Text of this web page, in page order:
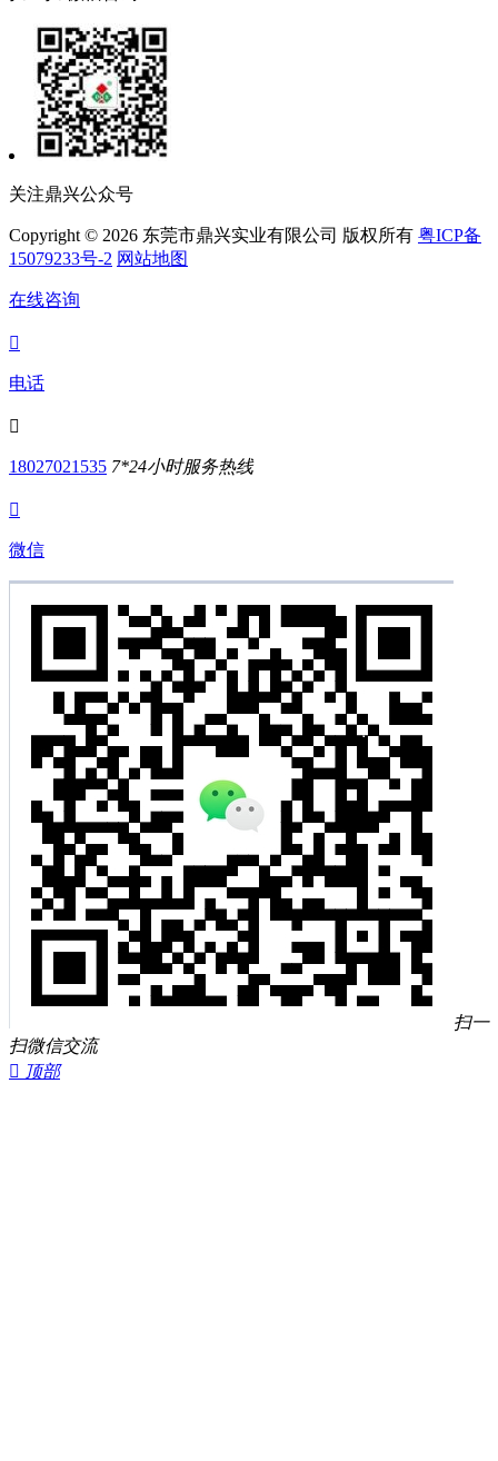
关注鼎兴公众号
Copyright © 2026 东莞市鼎兴实业有限公司 版权所有 粤ICP备
15079233号-2 网站地图
在线咨询

电话

18027021535 7*24小时服务热线

微信
扫一
扫微信交流
 顶部